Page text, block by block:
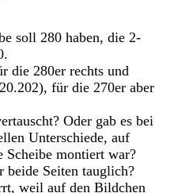
soll 280 haben, die 2-
die 280er rechts und
für die 270er aber
Oder gab es bei
Unterschiede, auf
Scheibe montiert war?
Seiten tauglich?
weil auf den Bildchen